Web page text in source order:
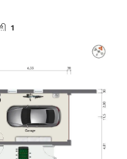
1